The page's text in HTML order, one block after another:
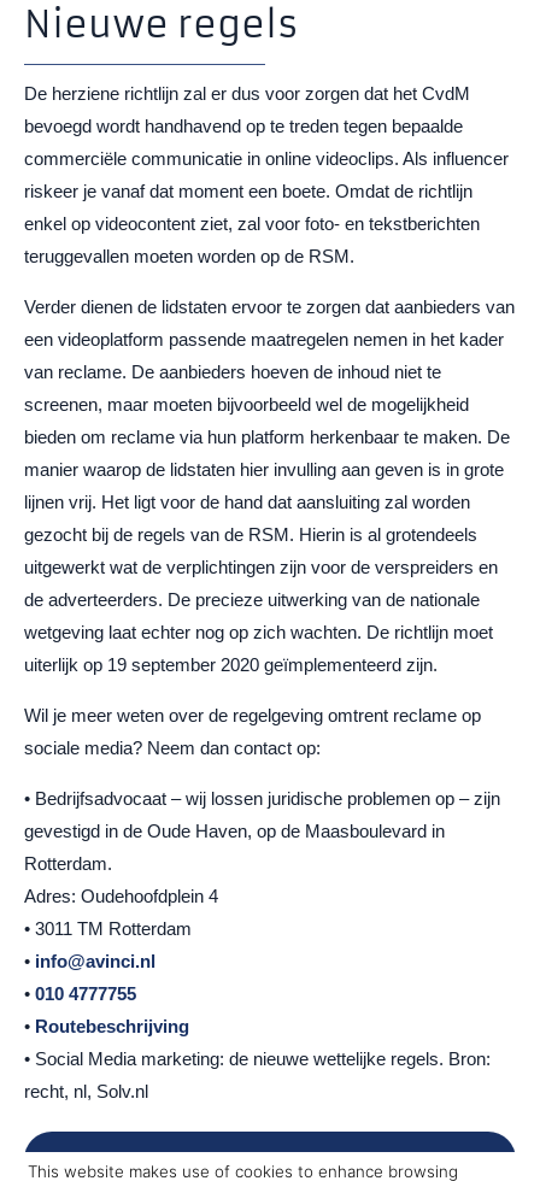
Nieuwe regels
De herziene richtlijn zal er dus voor zorgen dat het CvdM
bevoegd wordt handhavend op te treden tegen bepaalde
commerciële communicatie in online videoclips. Als influencer
riskeer je vanaf dat moment een boete. Omdat de richtlijn
enkel op videocontent ziet, zal voor foto- en tekstberichten
teruggevallen moeten worden op de RSM.
Verder dienen de lidstaten ervoor te zorgen dat aanbieders van
een videoplatform passende maatregelen nemen in het kader
van reclame. De aanbieders hoeven de inhoud niet te
screenen, maar moeten bijvoorbeeld wel de mogelijkheid
bieden om reclame via hun platform herkenbaar te maken. De
manier waarop de lidstaten hier invulling aan geven is in grote
lijnen vrij. Het ligt voor de hand dat aansluiting zal worden
gezocht bij de regels van de RSM. Hierin is al grotendeels
uitgewerkt wat de verplichtingen zijn voor de verspreiders en
de adverteerders. De precieze uitwerking van de nationale
wetgeving laat echter nog op zich wachten. De richtlijn moet
uiterlijk op 19 september 2020 geïmplementeerd zijn.
Wil je meer weten over de regelgeving omtrent reclame op
sociale media? Neem dan contact op:
• Bedrijfsadvocaat – wij lossen juridische problemen op – zijn
gevestigd in de Oude Haven, op de Maasboulevard in
Rotterdam.
Adres: Oudehoofdplein 4
• 3011 TM Rotterdam
• info@avinci.nl
• 010 4777755
• Routebeschrijving
• Social Media marketing: de nieuwe wettelijke regels. Bron:
recht, nl, Solv.nl
Post
This website makes use of cookies to enhance browsing